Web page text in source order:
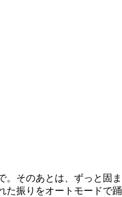
そのあとは、ずっと固ま
た振りをオートモードで踊